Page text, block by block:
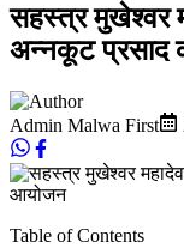
सहस्त्र मुखेश्वर
अन्नकूट प्रसाद
Admin Malwa First
Table of Contents